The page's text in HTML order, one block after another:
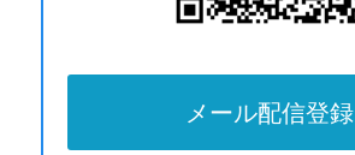
メール配信登録